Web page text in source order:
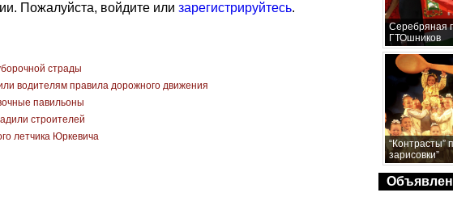
Пожалуйста, войдите или зарегистрируйтесь.
страды
водителям правила дорожного движения
павильоны
строителей
летчика Юркевича
Серебряная
ГТОшников
“Контрасты”
зарисовки”